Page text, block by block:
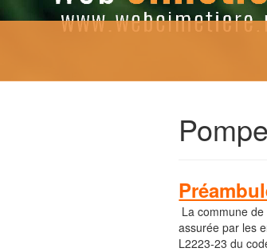
La commune
assurée par les
L2223-23 du